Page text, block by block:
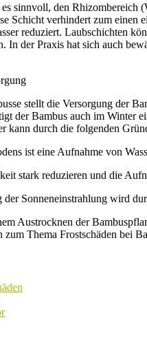
sinnvoll, den Rhizombereich
Schicht verhindert zum einen
reduziert. Laubschichten
In der Praxis hat sich auch
stellt die Versorgung der
der Bambus auch im Winter
kann durch die folgenden
ist eine Aufnahme von
stark reduzieren und die
Sonneneinstrahlung wird
Austrocknen der
Thema Frostschäden bei